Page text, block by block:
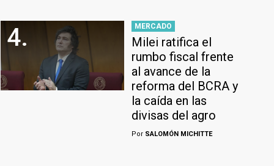
4. MERCADO
Milei ratifica el
rumbo fiscal frente
al avance de la
reforma del BCRA y
la caída en las
divisas del agro
Por SALOMÓN MICHITTE